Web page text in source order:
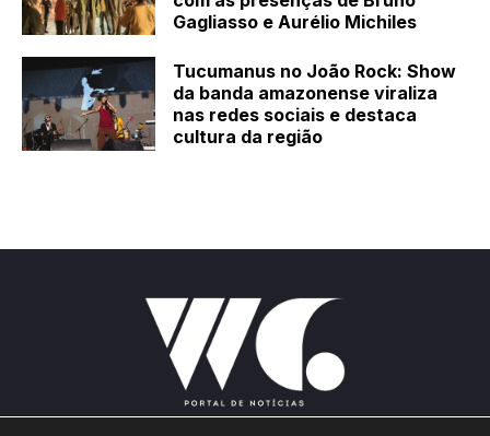
Gagliasso e Aurélio Michiles
Tucumanus no João Rock: Show
da banda amazonense viraliza
nas redes sociais e destaca
cultura da região